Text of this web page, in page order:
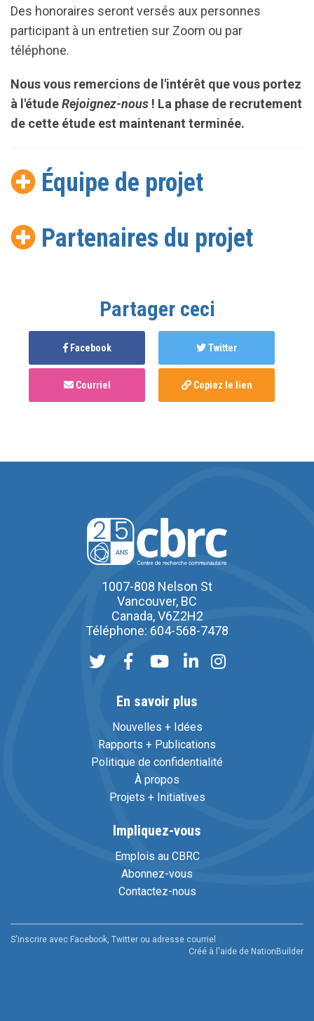
Des honoraires seront versés aux personnes
participant à un entretien sur Zoom ou par
téléphone.
Nous vous remercions de l'intérêt que vous portez
à l'étudeRejoignez-nous ! La phase de recrutement
de cette étude est maintenant terminée.
Équipe de projet
Partenaires du projet
Partager ceci
Facebook Twitter
Courriel Copiez le lien
1007-808 Nelson St
Vancouver, BC
Canada, V6Z2H2
Téléphone: 604-568-7478
En savoir plus
Nouvelles + Idées
Rapports + Publications
Politique de confidentialité
À propos
Projets + Initiatives
Impliquez-vous
Emplois au CBRC
Abonnez-vous
Contactez-nous
S'inscrire avec Facebook, Twitter ou adresse courriel
Créé à l'aide de NationBuilder